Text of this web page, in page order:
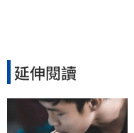
延伸閱讀